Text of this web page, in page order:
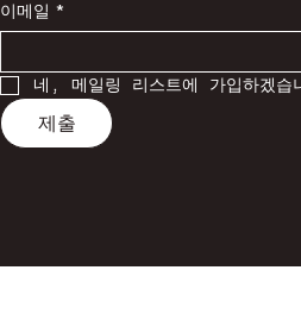
이메일 *
네, 메일링 리스트에 가입하겠습
제출